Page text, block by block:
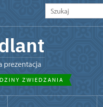
prezentacja
ZWIEDZANIA